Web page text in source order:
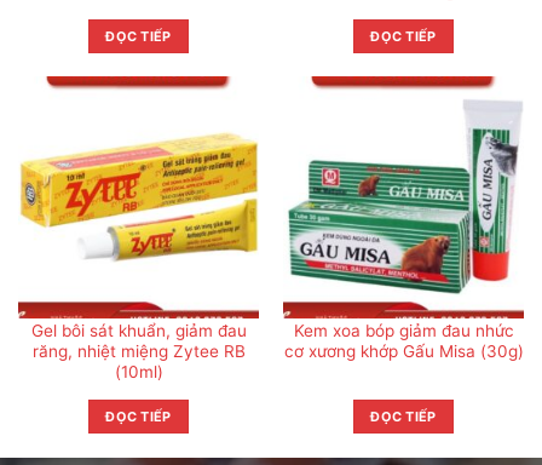
ĐỌC TIẾP ĐỌC TIẾP
Gel bôi sát khuẩn, giảm đau
răng, nhiệt miệng Zytee RB
(10ml)
ĐỌC TIẾP
Kem xoa bóp giảm đau nhức
cơ xương khớp Gấu Misa (30g)
ĐỌC TIẾP